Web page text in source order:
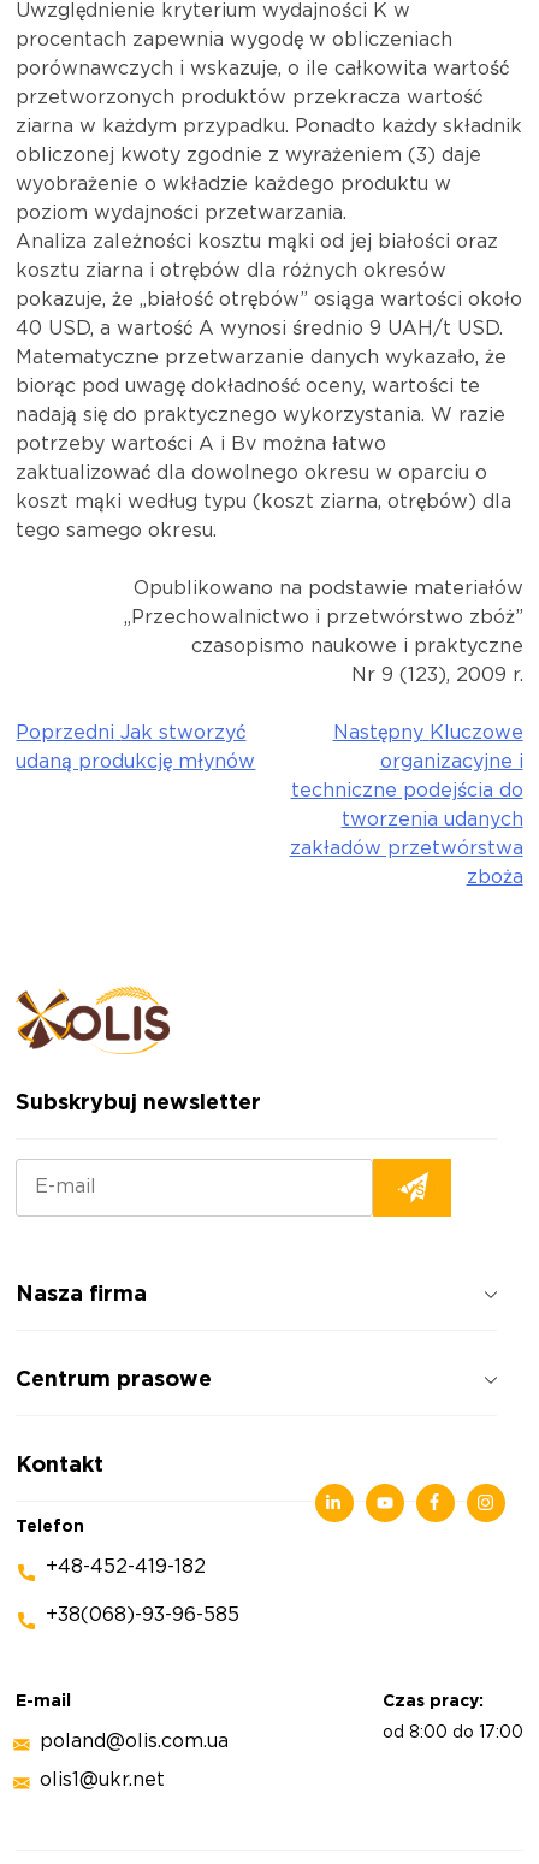
Uwzględnienie kryterium wydajności K w
procentach zapewnia wygodę w obliczeniach
porównawczych i wskazuje, o ile całkowita wartość
przetworzonych produktów przekracza wartość
ziarna w każdym przypadku. Ponadto każdy składnik
obliczonej kwoty zgodnie z wyrażeniem (3) daje
wyobrażenie o wkładzie każdego produktu w
poziom wydajności przetwarzania.
Analiza zależności kosztu mąki od jej białości oraz
kosztu ziarna i otrębów dla różnych okresów
pokazuje, że „białość otrębów” osiąga wartości około
40 USD, a wartość A wynosi średnio 9 UAH/t USD.
Matematyczne przetwarzanie danych wykazało, że
biorąc pod uwagę dokładność oceny, wartości te
nadają się do praktycznego wykorzystania. W razie
potrzeby wartości A i Bv można łatwo
zaktualizować dla dowolnego okresu w oparciu o
koszt mąki według typu (koszt ziarna, otrębów) dla
tego samego okresu.
Opublikowano na podstawie materiałów
„Przechowalnictwo i przetwórstwo zbóż”
czasopismo naukowe i praktyczne
Nr 9 (123), 2009 r.
Nawigacja
Poprzedni Jak stworzyć
udaną produkcję młynów
Następny Kluczowe
organizacyjne i
techniczne podejścia do
tworzenia udanych
zakładów przetwórstwa
zboża
Subskrybuj newsletter
Nasza firma
Opinie o firmie
Centrum prasowe
Artykuły
Kontakt
Telefon
+48-452-419-182
+38(068)-93-96-585
E-mail
poland@olis.com.ua
olis1@ukr.net
Czas pracy:
od 8:00 do 17:00